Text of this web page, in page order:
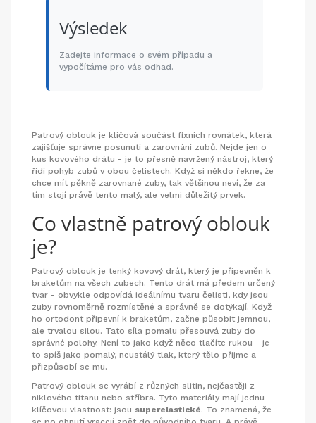
Výsledek
Zadejte informace o svém případu a
vypočítáme pro vás odhad.
Patrový oblouk je klíčová součást fixních rovnátek, která
zajišťuje správné posunutí a zarovnání zubů. Nejde jen o
kus kovového drátu - je to přesně navržený nástroj, který
řídí pohyb zubů v obou čelistech. Když si někdo řekne, že
chce mít pěkně zarovnané zuby, tak většinou neví, že za
tím stojí právě tento malý, ale velmi důležitý prvek.
Co vlastně patrový oblouk
je?
Patrový oblouk je tenký kovový drát, který je připevněn k
braketům na všech zubech. Tento drát má předem určený
tvar - obvykle odpovídá ideálnímu tvaru čelisti, kdy jsou
zuby rovnoměrně rozmístěné a správně se dotýkají. Když
ho ortodont připevní k braketům, začne působit jemnou,
ale trvalou silou. Tato síla pomalu přesouvá zuby do
správné polohy. Není to jako když něco tlačíte rukou - je
to spíš jako pomalý, neustálý tlak, který tělo přijme a
přizpůsobí se mu.
Patrový oblouk se vyrábí z různých slitin, nejčastěji z
niklového titanu nebo stříbra. Tyto materiály mají jednu
klíčovou vlastnost: jsou superelastické. To znamená, že